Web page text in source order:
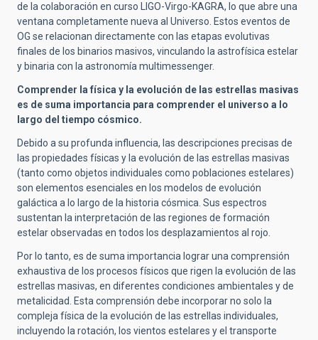
de la colaboración en curso LIGO-Virgo-KAGRA, lo que abre una
ventana completamente nueva al Universo. Estos eventos de
OG se relacionan directamente con las etapas evolutivas
finales de los binarios masivos, vinculando la astrofísica estelar
y binaria con la astronomía multimessenger.
Comprender la física y la evolución de las estrellas masivas
es de suma importancia para comprender el universo a lo
largo del tiempo cósmico.
Debido a su profunda influencia, las descripciones precisas de
las propiedades físicas y la evolución de las estrellas masivas
(tanto como objetos individuales como poblaciones estelares)
son elementos esenciales en los modelos de evolución
galáctica a lo largo de la historia cósmica. Sus espectros
sustentan la interpretación de las regiones de formación
estelar observadas en todos los desplazamientos al rojo.
Por lo tanto, es de suma importancia lograr una comprensión
exhaustiva de los procesos físicos que rigen la evolución de las
estrellas masivas, en diferentes condiciones ambientales y de
metalicidad. Esta comprensión debe incorporar no solo la
compleja física de la evolución de las estrellas individuales,
incluyendo la rotación, los vientos estelares y el transporte